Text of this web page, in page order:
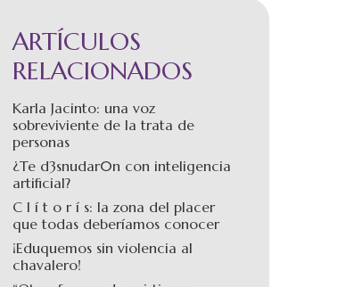
ARTÍCULOS
RELACIONADOS
Karla Jacinto: una voz
sobreviviente de la trata de
personas
¿Te d3snudar0n con inteligencia
artificial?
C l í t o r í s: la zona del placer
que todas deberíamos conocer
¡Eduquemos sin violencia al
chavalero!